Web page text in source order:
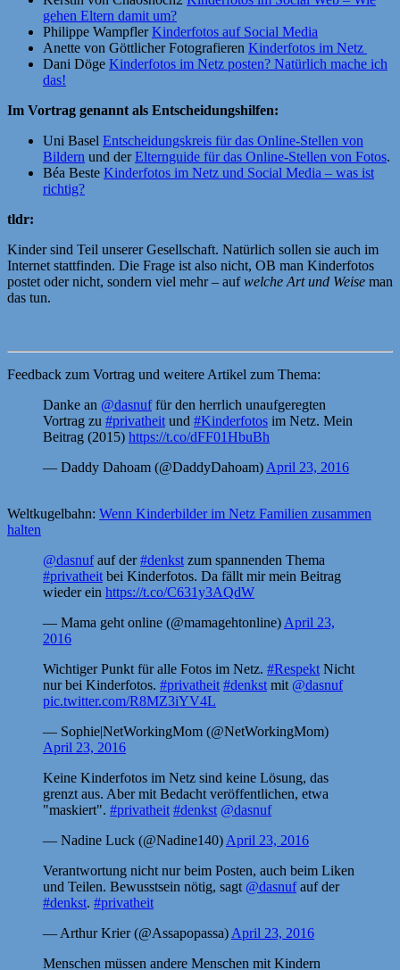
gehen Eltern damit um?
Philippe WampflerKinderfotos auf Social Media
Anette von Göttlicher Fotografieren Kinderfotos im Netz
Dani Döge Kinderfotos im Netz posten? Natürlich mache ich
das!
Im Vortrag genannt als Entscheidungshilfen:
Uni Basel Entscheidungskreis für das Online-Stellen von
Bildern und derElternguide für das Online-Stellen von Fotos.
Béa Beste Kinderfotos im Netz und Social Media – was ist
richtig?
tldr:
Kinder sind Teil unserer Gesellschaft. Natürlich sollen sie auch im
Internet stattfinden. Die Frage ist also nicht, OB man Kinderfotos
postet oder nicht, sondern viel mehr – aufwelche Art und Weise man
das tun.
Feedback zum Vortrag und weitere Artikel zum Thema:
Danke an @dasnuffür den herrlich unaufgeregten
Vortrag zu #privatheit und #Kinderfotos im Netz. Mein
Beitrag (2015) https://t.co/dFF01HbuBh
— Daddy Dahoam (@DaddyDahoam) April 23, 2016
Weltkugelbahn: Wenn Kinderbilder im Netz Familien zusammen
halten
@dasnufauf der#denkst zum spannenden Thema
#privatheit bei Kinderfotos. Da fällt mir mein Beitrag
wieder ein https://t.co/C631y3AQdW
— Mama geht online (@mamagehtonline) April 23,
2016
Wichtiger Punkt für alle Fotos im Netz. #Respekt Nicht
nur bei Kinderfotos. #privatheit #denkst mit @dasnuf
pic.twitter.com/R8MZ3iYV4L
— Sophie|NetWorkingMom (@NetWorkingMom)
April 23, 2016
Keine Kinderfotos im Netz sind keine Lösung, das
grenzt aus. Aber mit Bedacht veröffentlichen, etwa
"maskiert". #privatheit #denkst @dasnuf
— Nadine Luck (@Nadine140) April 23, 2016
Verantwortung nicht nur beim Posten, auch beim Liken
und Teilen. Bewusstsein nötig, sagt @dasnufauf der
#denkst. #privatheit
— Arthur Krier (@Assapopassa) April 23, 2016
Menschen müssen andere Menschen mit Kindern